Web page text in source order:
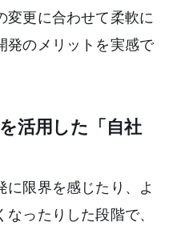
変更に合わせて柔軟に
発のメリットを実感で
活用した「自社
に限界を感じたり、よ
ったりした段階で、